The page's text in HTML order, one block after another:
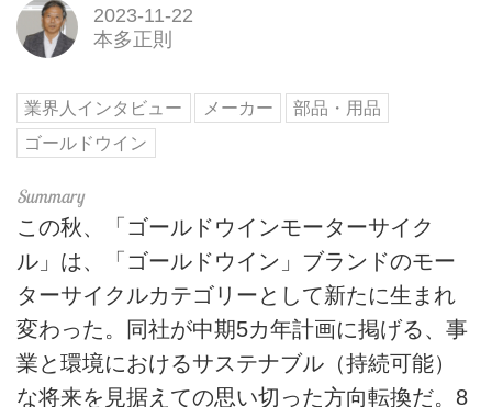
2023-11-22
本多正則
業界人インタビュー メーカー
部品・用品
ゴールドウイン
この秋、「ゴールドウインモーターサイク
ル」は、「ゴールドウイン」ブランドのモー
ターサイクルカテゴリーとして新たに生まれ
変わった。同社が中期5カ年計画に掲げる、事
業と環境におけるサステナブル（持続可能）
な将来を見据えての思い切った方向転換だ。8